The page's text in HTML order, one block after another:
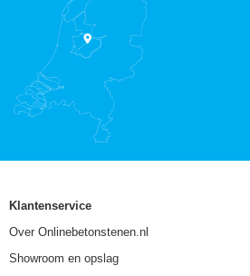
Klantenservice
Over Onlinebetonstenen.nl
Showroom en opslag